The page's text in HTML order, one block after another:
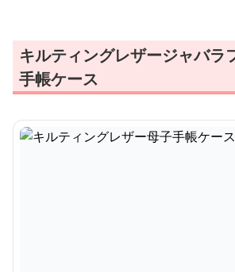
キルティングレザージャバラ
手帳ケース